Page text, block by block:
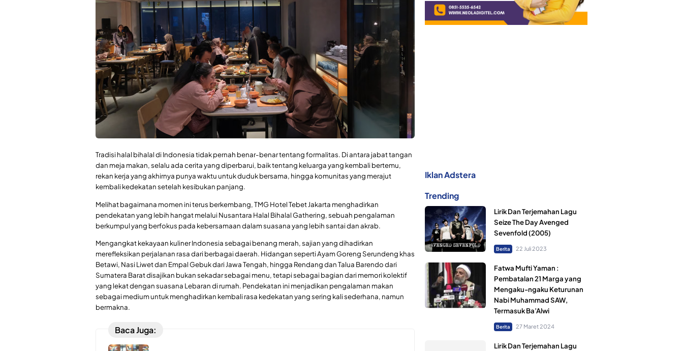
Tradisi halal bihalal di Indonesia tidak pernah benar-benar tentang formalitas. Di antara jabat tangan
dan meja makan, selalu ada cerita yang diperbarui, baik tentang keluarga yang kembali bertemu,
rekan kerja yang akhirnya punya waktu untuk duduk bersama, hingga komunitas yang merajut
kembali kedekatan setelah kesibukan panjang.
Melihat bagaimana momen ini terus berkembang, TMG Hotel Tebet Jakarta menghadirkan
pendekatan yang lebih hangat melalui Nusantara Halal Bihalal Gathering, sebuah pengalaman
berkumpul yang berfokus pada kebersamaan dalam suasana yang lebih santai dan akrab.
Mengangkat kekayaan kuliner Indonesia sebagai benang merah, sajian yang dihadirkan
merefleksikan perjalanan rasa dari berbagai daerah. Hidangan seperti Ayam Goreng Serundeng khas
Betawi, Nasi Liwet dan Empal Gebuk dari Jawa Tengah, hingga Rendang dan Talua Barendo dari
Sumatera Barat disajikan bukan sekadar sebagai menu, tetapi sebagai bagian dari memori kolektif
yang lekat dengan suasana Lebaran di rumah. Pendekatan ini menjadikan pengalaman makan
sebagai medium untuk menghadirkan kembali rasa kedekatan yang sering kali sederhana, namun
bermakna.
Baca Juga:
Iklan Adstera
Trending
Lirik Dan Terjemahan Lagu
Seize The Day Avenged
Sevenfold (2005)
Berita 22 Juli 2023
Fatwa Mufti Yaman :
Pembatalan 21 Marga yang
Mengaku-ngaku Keturunan
Nabi Muhammad SAW,
Termasuk Ba’Alwi
Berita 27 Maret 2024
Lirik Dan Terjemahan Lagu